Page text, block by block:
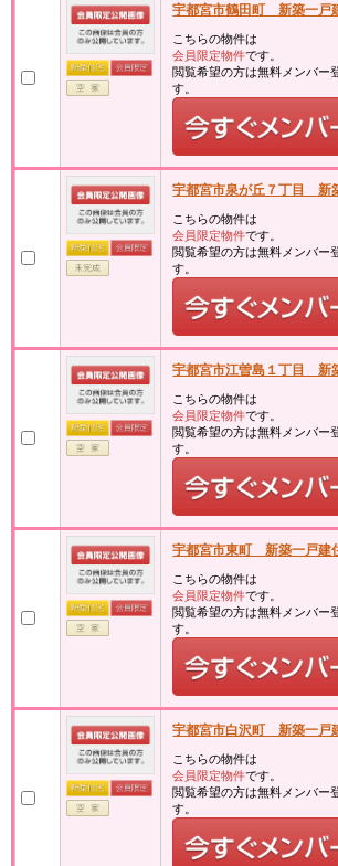
宇都宮市鶴田町 新築一戸
こちらの物件は
会員限定物件です。
閲覧希望の方は無料メンバー
す。
宇都宮市泉が丘７丁目 新
こちらの物件は
会員限定物件です。
閲覧希望の方は無料メンバー
す。
宇都宮市江曽島１丁目 新
こちらの物件は
会員限定物件です。
閲覧希望の方は無料メンバー
す。
宇都宮市東町 新築一戸建
こちらの物件は
会員限定物件です。
閲覧希望の方は無料メンバー
す。
宇都宮市白沢町 新築一戸
こちらの物件は
会員限定物件です。
閲覧希望の方は無料メンバー
す。